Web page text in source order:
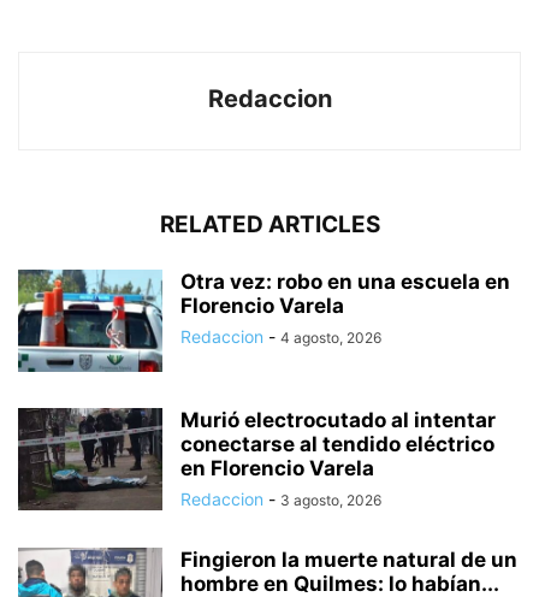
Redaccion
RELATED ARTICLES
Otra vez: robo en una escuela en
Florencio Varela
Redaccion - 4 agosto, 2026
Murió electrocutado al intentar
conectarse al tendido eléctrico
en Florencio Varela
Redaccion - 3 agosto, 2026
Fingieron la muerte natural de un
hombre en Quilmes: lo habían...